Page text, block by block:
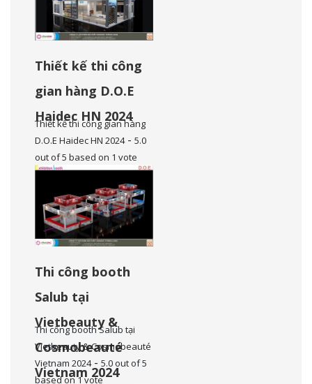
Thiết kế thi công
gian hàng D.O.E
Haidec HN 2024
Thiết kế thi công gian hàng
D.O.E Haidec HN 2024- 5.0
out of5 based on 1 vote
Thi công booth
Salub tại
Vietbeauty &
Cosmobeauté
Vietnam 2024
Thi công booth Salub tại
Vietbeauty & Cosmobeauté
Vietnam 2024- 5.0out of5
based on1vote